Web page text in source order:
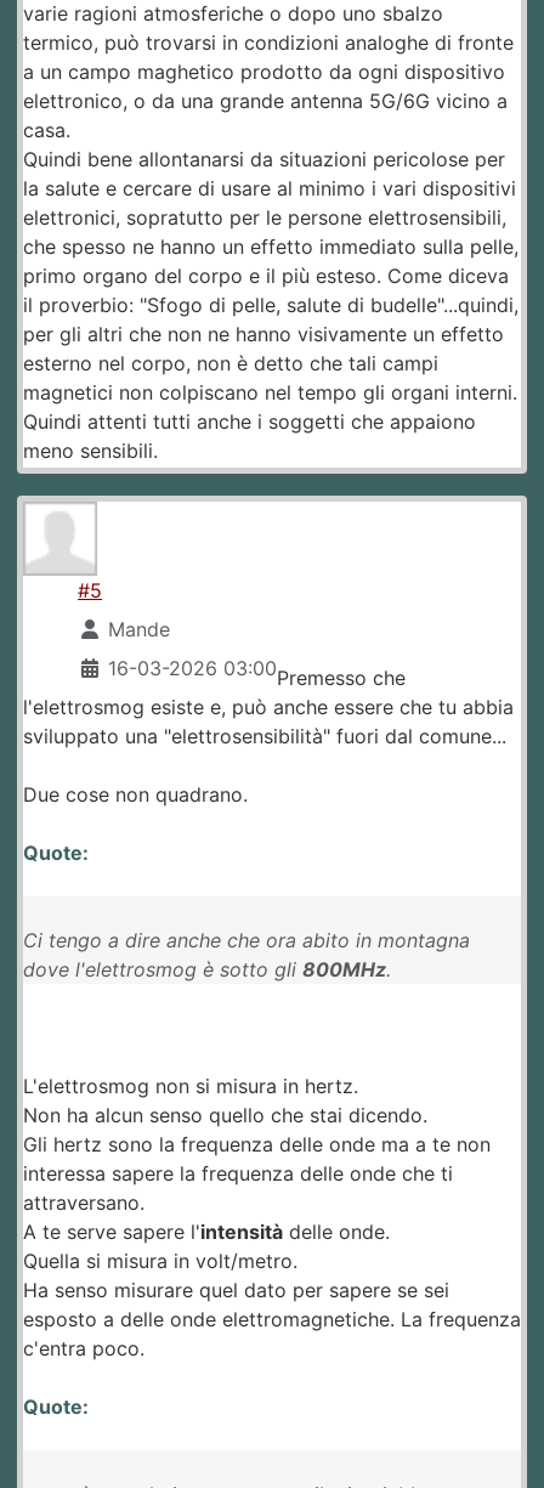
varie ragioni atmosferiche o dopo uno sbalzo
termico, può trovarsi in condizioni analoghe di fronte
a un campo maghetico prodotto da ogni dispositivo
elettronico, o da una grande antenna 5G/6G vicino a
casa.
Quindi bene allontanarsi da situazioni pericolose per
la salute e cercare di usare al minimo i vari dispositivi
elettronici, sopratutto per le persone elettrosensibili,
che spesso ne hanno un effetto immediato sulla pelle,
primo organo del corpo e il più esteso. Come diceva
il proverbio: "Sfogo di pelle, salute di budelle"...quindi,
per gli altri che non ne hanno visivamente un effetto
esterno nel corpo, non è detto che tali campi
magnetici non colpiscano nel tempo gli organi interni.
Quindi attenti tutti anche i soggetti che appaiono
meno sensibili.
#5
Mande
16-03-2026 03:00Premesso che
l'elettrosmog esiste e, può anche essere che tu abbia
sviluppato una "elettrosensibilità" fuori dal comune...
Due cose non quadrano.
Quote:
Ci tengo a dire anche che ora abito in montagna
dove l'elettrosmog è sotto gli 800MHz.
L'elettrosmog non si misura in hertz.
Non ha alcun senso quello che stai dicendo.
Gli hertz sono la frequenza delle onde ma a te non
interessa sapere la frequenza delle onde che ti
attraversano.
A te serve sapere l'intensità delle onde.
Quella si misura in volt/metro.
Ha senso misurare quel dato per sapere se sei
esposto a delle onde elettromagnetiche. La frequenza
c'entra poco.
Quote: